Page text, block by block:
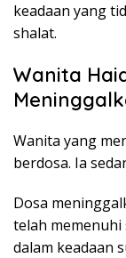
keadaan yang
shalat.
Wanita
Wanita yang
berdosa. Ia
Dosa
telah
dalam keadaan